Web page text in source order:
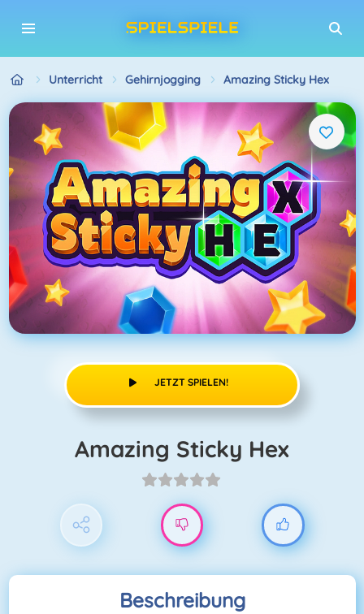
Unterricht Gehirnjogging Amazing Sticky Hex
JETZT SPIELEN!
Amazing Sticky Hex
Beschreibung